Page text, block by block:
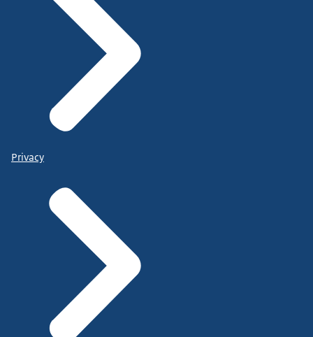
Privacy